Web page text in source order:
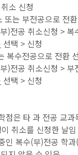
소 신청
는 부전공으로 전
)전공 취소신청 > 복
선택 > 신청
복수전공으로 전환
)전공 취소신청 > 부
선택 > 신청
점은 타 과 전공 교과
취소를 신청한 날임
인 복수(부)전공 학